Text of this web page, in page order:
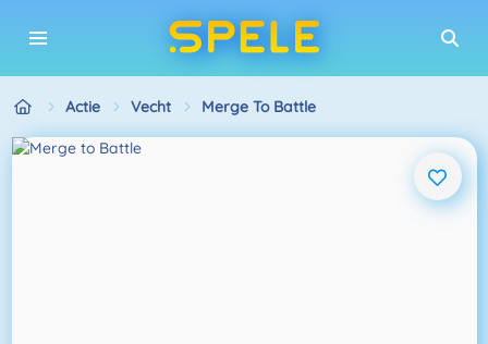
Actie Vecht Merge To Battle